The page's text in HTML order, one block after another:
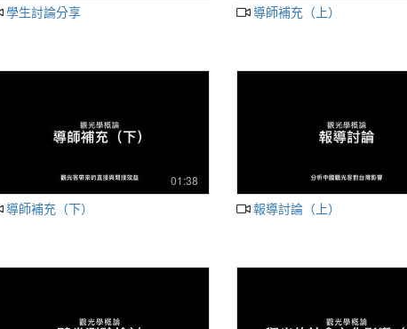
學生討論分享 導師補充（上）
01:38
導師補充（下） 報導討論（上）